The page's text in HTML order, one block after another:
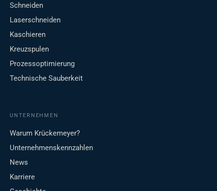
Schneiden
Laserschneiden
Kaschieren
Kreuzspulen
Prozessoptimierung
Technische Sauberkeit
UNTERNEHMEN
Warum Krückemeyer?
Unternehmenskennzahlen
News
Karriere